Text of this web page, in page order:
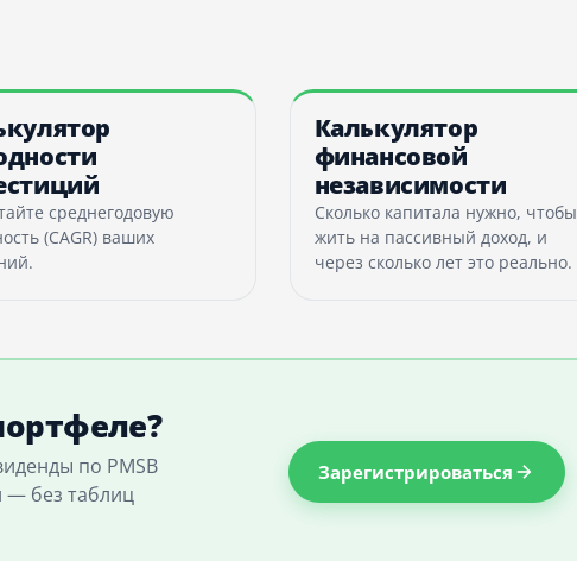
среднегодовую
(CAGR) ваших
Калькулятор
финансовой
независимости
Сколько капитала нужно, чтобы
жить на пассивный доход, и
через сколько лет это реально.
по PMSB
— без таблиц
Зарегистрироваться